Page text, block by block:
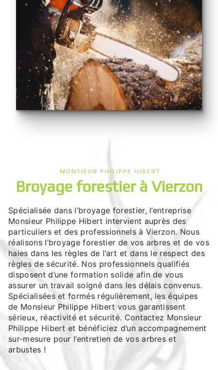
MONSIEUR PHILIPPE HIBERT
broyage forestier à Vierzon
Spécialisée dans l’broyage forestier, l’entreprise
Monsieur Philippe Hibert intervient auprès des
particuliers et des professionnels à Vierzon. Nous
réalisons l’broyage forestier de vos arbres et de vos
haies dans les règles de l’art et dans le respect des
règles de sécurité. Nos professionnels qualifiés
disposent d’une formation solide afin de vous
assurer un travail soigné dans les délais convenus.
Spécialisées et formés régulièrement, les équipes
de Monsieur Philippe Hibert vous garantissent
sérieux, réactivité et sécurité. Contactez Monsieur
Philippe Hibert et bénéficiez d’un accompagnement
sur-mesure pour l’entretien de vos arbres et
arbustes !